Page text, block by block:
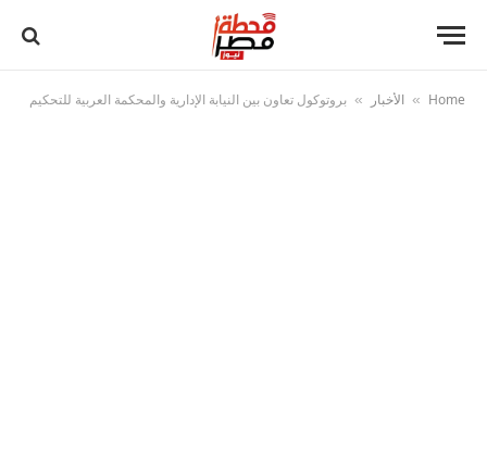
Home
» الأخبار » بروتوكول تعاون بين النيابة الإدارية والمحكمة العربية للتحكيم